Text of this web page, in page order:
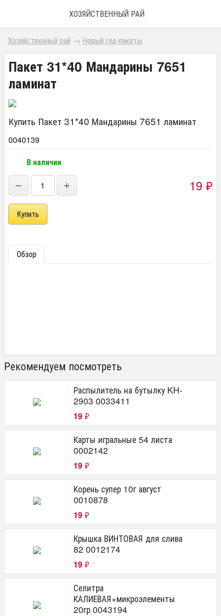
ХОЗЯЙСТВЕННЫЙ РАЙ
Хозяйственный рай → Новый год-пакеты
Пакет 31*40 Мандарины 7651
ламинат
Купить Пакет 31*40 Мандарины 7651 ламинат
0040139
В наличии
− + 19 ₽
Обзор
Рекомендуем посмотреть
Распылитель на бутылку KH-
2903 0033411
19 ₽
Карты игральные 54 листа
0002142
19 ₽
Корень супер 10г август
0010878
19 ₽
Крышка ВИНТОВАЯ для слива
82 0012174
19 ₽
Селитра
КАЛИЕВАЯ+микроэлементы
20гр 0043194